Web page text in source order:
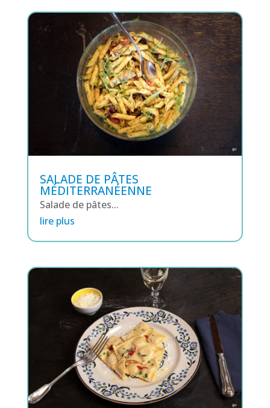
SALADE DE PÂTES
MÉDITERRANÉENNE
Salade de pâtes...
lire plus